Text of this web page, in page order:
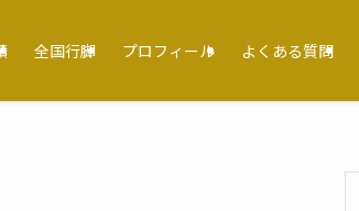
全国行脚 プロフィール よくある質問